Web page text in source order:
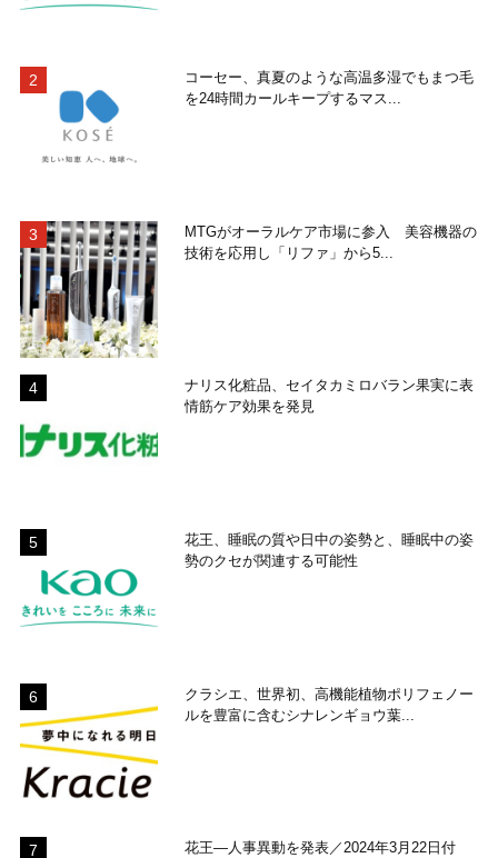
コーセー、真夏のような高温多湿でもまつ毛
を24時間カールキープするマス...
MTGがオーラルケア市場に参入 美容機器の
技術を応用し「リファ」から5...
ナリス化粧品、セイタカミロバラン果実に表
情筋ケア効果を発見
花王、睡眠の質や日中の姿勢と、睡眠中の姿
勢のクセが関連する可能性
クラシエ、世界初、高機能植物ポリフェノー
ルを豊富に含むシナレンギョウ葉...
花王―人事異動を発表／2024年3月22日付